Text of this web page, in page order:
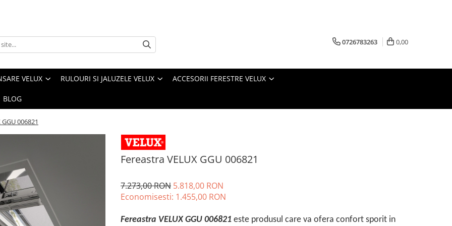
0726783263 0,00
VELUX RULOURI SI JALUZELE VELUX ACCESORII FERESTRE VELUX
BLOG
006821
Fereastra VELUX GGU 006821
7.273,00 RON 5.818,00 RON
Economisesti: 1.455,00 RON
Fereastra VELUX GGU 006821 este produsul care va ofera confort sporit in